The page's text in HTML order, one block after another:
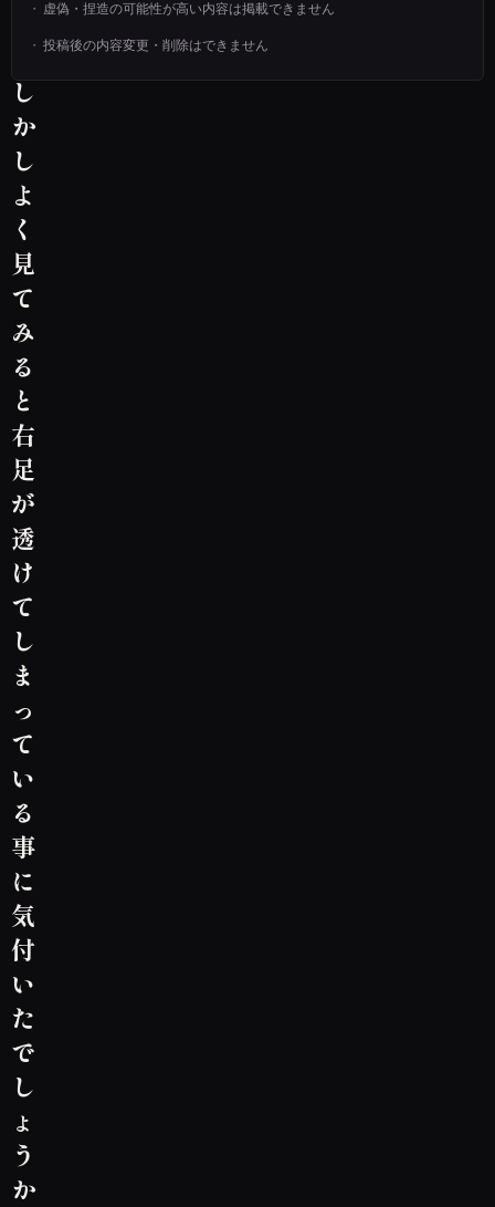
ょ
う
し
か
し
よ
く
見
て
み
る
と
右
足
が
透
け
て
し
ま
っ
て
い
る
事
に
気
付
い
た
で
し
ょ
う
か
虚偽・捏造の可能性が高い内容は掲載できません
投稿後の内容変更・削除はできません